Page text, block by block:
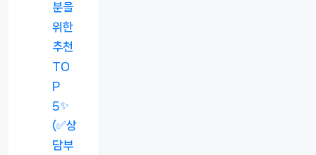
분을
위한
추천
TO
P
5✨
(✅상
담부